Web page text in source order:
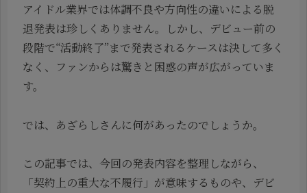
アイドル業界では体調不良や方向性の違いによる脱
退発表は珍しくありません。しかし、デビュー前の
段階で“活動終了”まで発表されるケースは決して多く
なく、ファンからは驚きと困惑の声が広がっていま
す。
では、あざらしさんに何があったのでしょうか。
この記事では、今回の発表内容を整理しながら、
「契約上の重大な不履行」が意味するものや、デビ